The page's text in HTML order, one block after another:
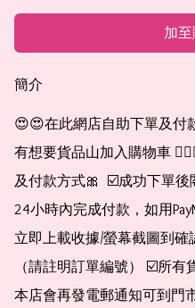
加
簡介
😍😍在此網店自助下單及付
有想要貨品山加入購物車
及付款方式🎀  ☑️成功下單後
24小時內完成付款，如用
立即上載收據/螢幕截圖到確
（請註明訂單編號） ☑️所
本店會再發電郵通知可到門